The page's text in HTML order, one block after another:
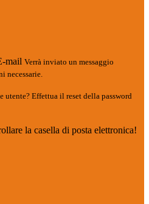
mail Verrà inviato un messaggio
necessarie.
utente? Effettua il reset della password
la casella di posta elettronica!